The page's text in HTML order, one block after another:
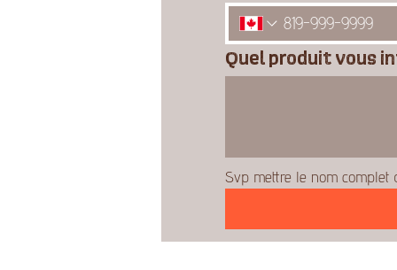
Quel produit vous
Svp mettre le nom complet